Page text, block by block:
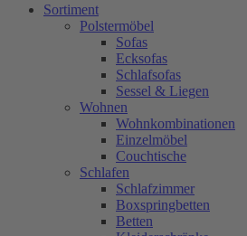
Sortiment
Polstermöbel
Sofas
Ecksofas
Schlafsofas
Sessel & Liegen
Wohnen
Wohnkombinationen
Einzelmöbel
Couchtische
Schlafen
Schlafzimmer
Boxspringbetten
Betten